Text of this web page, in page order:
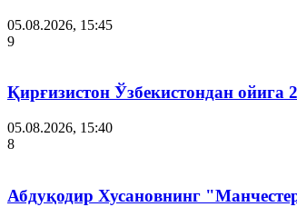
05.08.2026, 15:45
9
Қирғизистон Ўзбекистондан
05.08.2026, 15:40
8
Абдуқодир Хусановнинг